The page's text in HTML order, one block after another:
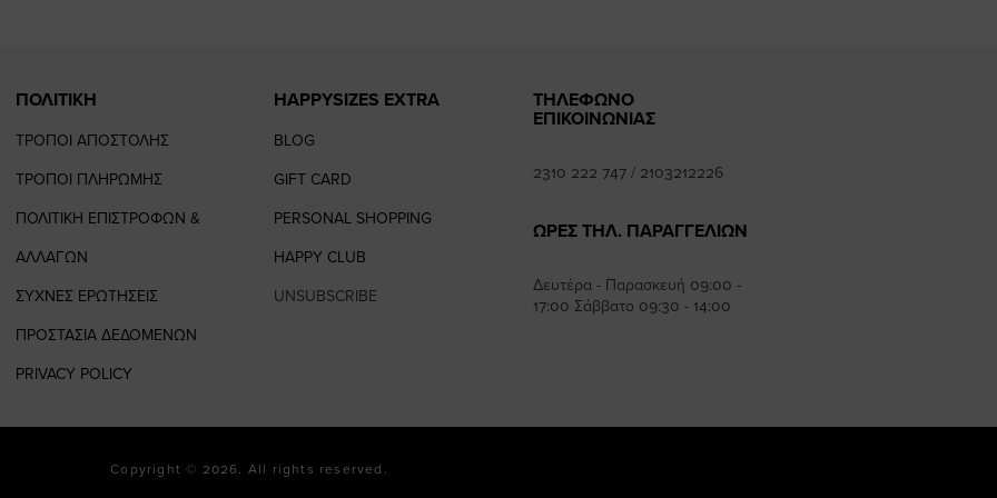
ΠΟΛΙΤΙΚΗ
ΤΡΟΠΟΙ ΑΠΟΣΤΟΛΗΣ
ΤΡΟΠΟΙ ΠΛΗΡΩΜΗΣ
ΠΟΛΙΤΙΚΗ ΕΠΙΣΤΡΟΦΩΝ &
ΑΛΛΑΓΩΝ
ΣΥΧΝΕΣ ΕΡΩΤΗΣΕΙΣ
ΠΡΟΣΤΑΣΙΑ ΔΕΔΟΜΕΝΩΝ
PRIVACY POLICY
HAPPYSIZES EXTRA
BLOG
GIFT CARD
PERSONAL SHOPPING
HAPPY CLUB
UNSUBSCRIBE
ΤΗΛΕΦΩΝΟ
ΕΠΙΚΟΙΝΩΝΙΑΣ
2310 222 747 / 2103212226
ΩΡΕΣ ΤΗΛ. ΠΑΡΑΓΓΕΛΙΩΝ
Δευτέρα - Παρασκευή 09:00 -
17:00 Σάββατο 09:30 - 14:00
Copyright © 2026. All rights reserved.